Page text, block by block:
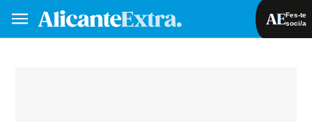
Fes-te
soci/a